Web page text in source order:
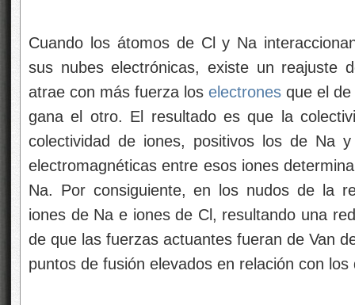
Cuando los átomos de Cl y Na
sus nubes electrónicas, existe un reajuste
atrae con más fuerza los electrones que el
gana el otro. El resultado es que la
colectividad de iones, positivos los de Na
electromagnéticas entre esos iones
Na. Por consiguiente, en los nudos de la
iones de Na e iones de Cl, resultando una
de que las fuerzas actuantes fueran de Van
puntos de fusión elevados en relación con